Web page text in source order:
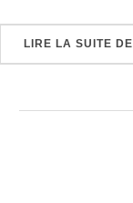
LIRE LA SUITE DE